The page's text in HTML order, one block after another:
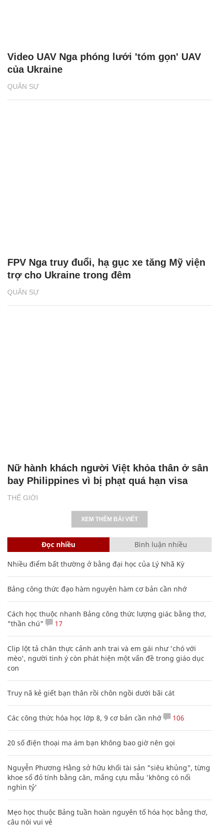
QUÂN SỰ
Video UAV Nga phóng lưới 'tóm gọn' UAV
của Ukraine
QUÂN SỰ
FPV Nga truy đuổi, hạ gục xe tăng Mỹ viện
trợ cho Ukraine trong đêm
THẾ GIỚI
Nữ hành khách người Việt khỏa thân ở sân
bay Philippines vì bị phạt quá hạn visa
XEM THÊM BÀI VIẾT
Đọc nhiều Bình luận nhiều
Nhiều điểm bất thường ở bằng đại học của Lý Nhã Kỳ
Bảng công thức đạo hàm nguyên hàm cơ bản cần nhớ
Cách học thuộc nhanh Bảng công thức lượng giác bằng thơ,
"thần chú"
17
Clip lột tả chân thực cảnh anh trai và em gái như 'chó với
mèo', người tinh ý còn phát hiện một vấn đề trong giáo dục
con
Truy nã kẻ giết bạn thân rồi chôn ngồi dưới bãi cát
Các công thức hóa học lớp 8, 9 cơ bản cần nhớ 106
20 số điện thoại ma ám bạn không bao giờ nên gọi
Nguyễn Phương Hằng sở hữu khối tài sản "siêu khủng", từng
khoe sổ đỏ tính bằng cân, mắng cựu mẫu 'không có nổi
nghìn tỷ'
Mẹo học thuộc Bảng tuần hoàn nguyên tố hóa học bằng thơ,
câu nói vui vẻ